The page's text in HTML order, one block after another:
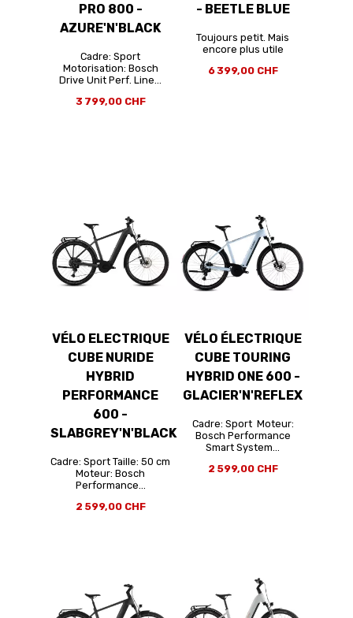
PRO 800 -
AZURE'N'BLACK
Cadre: Sport
Motorisation: Bosch
Drive Unit Perf. Line...
3 799,00 CHF
- BEETLE BLUE
Toujours petit. Mais
encore plus utile
6 399,00 CHF
VÉLO ELECTRIQUE
CUBE NURIDE
HYBRID
PERFORMANCE
600 -
SLABGREY'N'BLACK
Cadre: Sport Taille: 50 cm
Moteur: Bosch
Performance...
2 599,00 CHF
VÉLO ÉLECTRIQUE
CUBE TOURING
HYBRID ONE 600 -
GLACIER'N'REFLEX
Cadre: Sport Moteur:
Bosch Performance
Smart System...
2 599,00 CHF